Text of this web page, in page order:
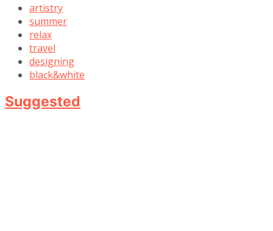
artistry
summer
relax
travel
designing
black&white
Suggested